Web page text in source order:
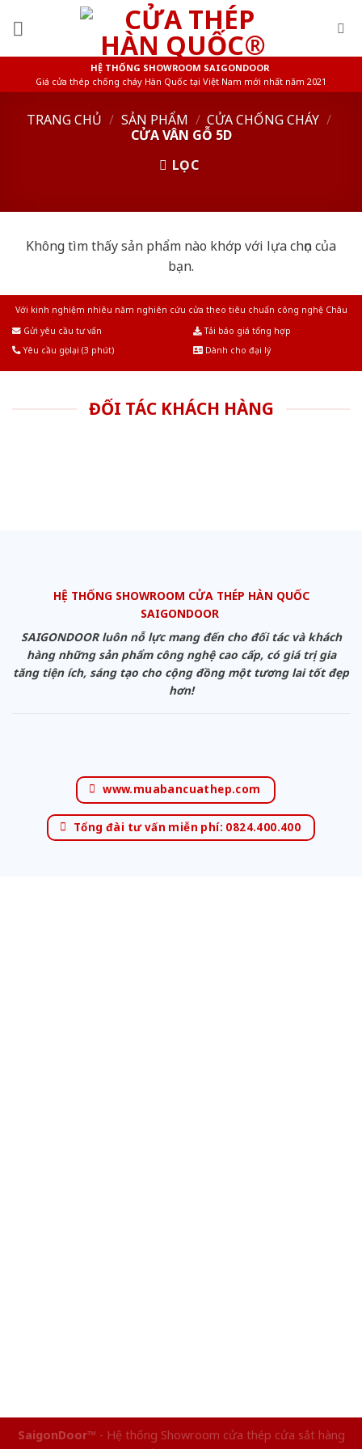
HỆ THỐNG SHOWROOM SAIGONDOOR
Giá cửa thép chống cháy Hàn Quốc tại Việt Nam mới nhất năm 2021
TRANG CHỦ / SẢN PHẨM / CỬA CHỐNG CHÁY /
CỬA VÂN GỖ 5D
LỌC
Không tìm thấy sản phẩm nào khớp với lựa chọn của
bạn.
Với kinh nghiệm nhiêu năm nghiên cứu cửa theo tiêu chuẩn công nghệ Châu
Gửi yêu cầu tư vấn
Tải báo giá tổng hợp
Yêu cầu gọi lại (3 phút)
Dành cho đại lý
ĐỐI TÁC KHÁCH HÀNG
HỆ THỐNG SHOWROOM CỬA THÉP HÀN QUỐC
SAIGONDOOR
SAIGONDOOR luôn nỗ lực mang đến cho đối tác và khách
hàng những sản phẩm công nghệ cao cấp, có giá trị gia
tăng tiện ích, sáng tạo cho cộng đồng một tương lai tốt đẹp
hơn!
www.muabancuathep.com
Tổng đài tư vấn miễn phí: 0824.400.400
SaigonDoor™ - Hệ thống Showroom cửa thép cửa sắt hàng